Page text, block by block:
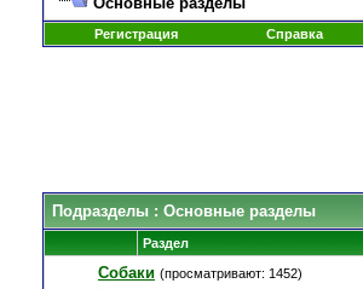
Регистрация Справка
Подразделы : Основные разделы
Раздел
Собаки (просматривают: 1452)